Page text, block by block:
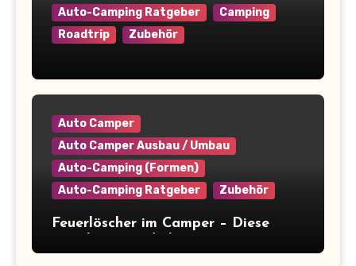
Auto-Camping Ratgeber
Camping
Roadtrip
Zubehör
Auto Camper
Auto Camper Ausbau / Umbau
Auto-Camping (Formen)
Auto-Camping Ratgeber
Zubehör
Feuerlöscher im Camper – Diese
(+Kaufberatung)